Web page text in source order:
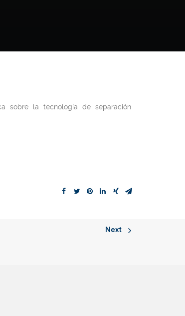
sobre la tecnología de separación
Next